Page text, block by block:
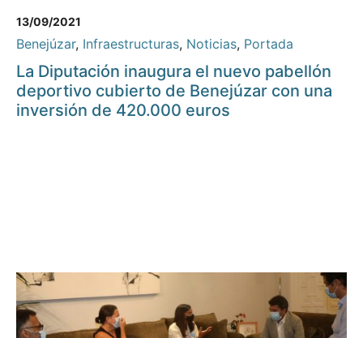
13/09/2021
Benejúzar, Infraestructuras, Noticias, Portada
La Diputación inaugura el nuevo pabellón
deportivo cubierto de Benejúzar con una
inversión de 420.000 euros